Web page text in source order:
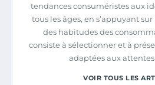
tendances consuméristes aux
tous les âges, en s’appuyant
des habitudes des
consiste à sélectionner et à
adaptées aux
VOIR TOUS LES